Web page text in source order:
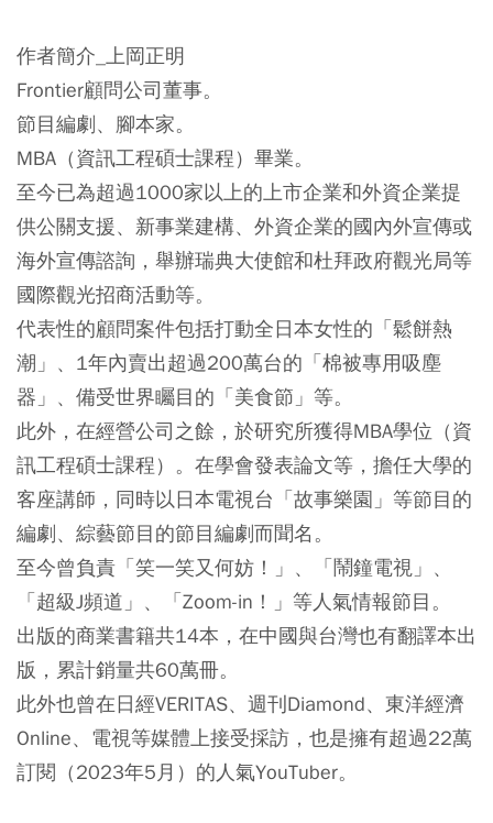
作者簡介_上岡正明
Frontier顧問公司董事。
節目編劇、腳本家。
MBA（資訊工程碩士課程）畢業。
至今已為超過1000家以上的上市企業和外資企業提
供公關支援、新事業建構、外資企業的國內外宣傳或
海外宣傳諮詢，舉辦瑞典大使館和杜拜政府觀光局等
國際觀光招商活動等。
代表性的顧問案件包括打動全日本女性的「鬆餅熱
潮」、1年內賣出超過200萬台的「棉被專用吸塵
器」、備受世界矚目的「美食節」等。
此外，在經營公司之餘，於研究所獲得MBA學位（資
訊工程碩士課程）。在學會發表論文等，擔任大學的
客座講師，同時以日本電視台「故事樂園」等節目的
編劇、綜藝節目的節目編劇而聞名。
至今曾負責「笑一笑又何妨！」、「鬧鐘電視」、
「超級J頻道」、「Zoom-in！」等人氣情報節目。
出版的商業書籍共14本，在中國與台灣也有翻譯本出
版，累計銷量共60萬冊。
此外也曾在日經VERITAS、週刊Diamond、東洋經濟
Online、電視等媒體上接受採訪，也是擁有超過22萬
訂閱（2023年5月）的人氣YouTuber。